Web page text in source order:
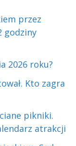
przez
godziny
2026 roku?
Kto zagra
pikniki.
atrakcji